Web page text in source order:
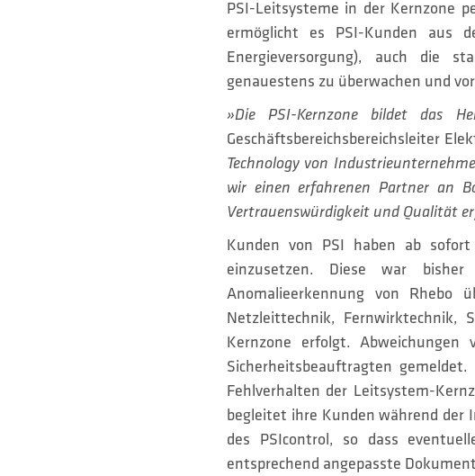
PSI-Leitsysteme in der Kernzone
ermöglicht es PSI-Kunden aus
Energieversorgung), auch die
genauestens zu überwachen und
»Die PSI-Kernzone bildet das
Geschäftsbereichsbereichsleiter
Technology von
wir einen erfahrenen Partner an
Vertrauenswürdigkeit und Qualität
Kunden von PSI haben ab
einzusetzen. Diese war
Anomalieerkennung von Rhebo
Netzleittechnik, Fernwirktechnik,
Kernzone erfolgt.
Sicherheitsbeauftragten
Fehlverhalten der Leitsystem-
begleitet ihre Kunden während der
des PSIcontrol, so dass
entsprechend angepasste